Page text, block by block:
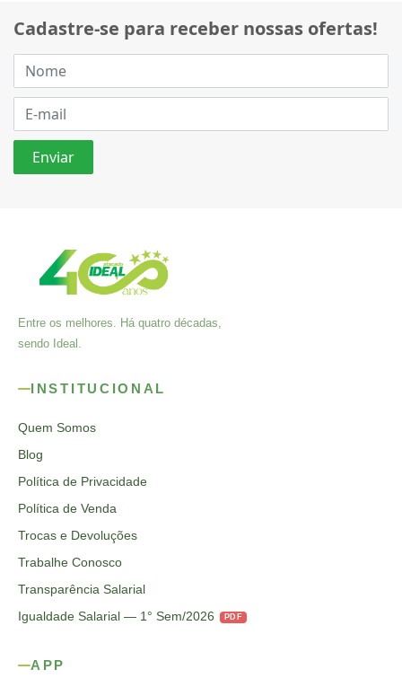
Cadastre-se para receber nossas ofertas!
Entre os melhores. Há quatro décadas,
sendo Ideal.
INSTITUCIONAL
Quem Somos
Blog
Política de Privacidade
Política de Venda
Trocas e Devoluções
Trabalhe Conosco
Transparência Salarial
Igualdade Salarial — 1° Sem/2026
PDF
APP